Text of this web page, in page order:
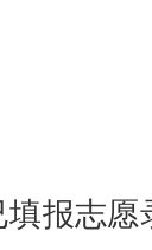
报志愿